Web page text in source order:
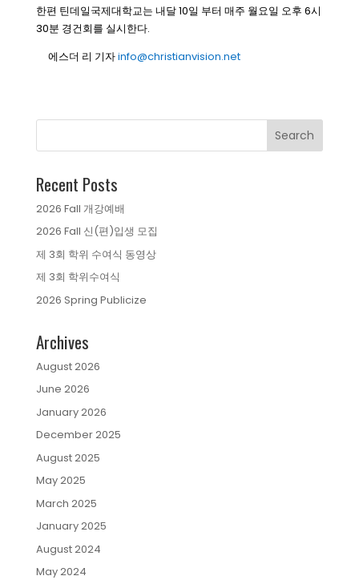
한편 틴데일국제대학교는 내달 10일 부터 매주 월요일 오후 6시
30분 경건회를 실시한다.
에스더 리 기자info@christianvision.net
Recent Posts
2026 Fall 개강예배
2026 Fall 신(편)입생 모집
제 3회 학위 수여식 동영상
제 3회 학위수여식
2026 Spring Publicize
Archives
August 2026
June 2026
January 2026
December 2025
August 2025
May 2025
March 2025
January 2025
August 2024
May 2024